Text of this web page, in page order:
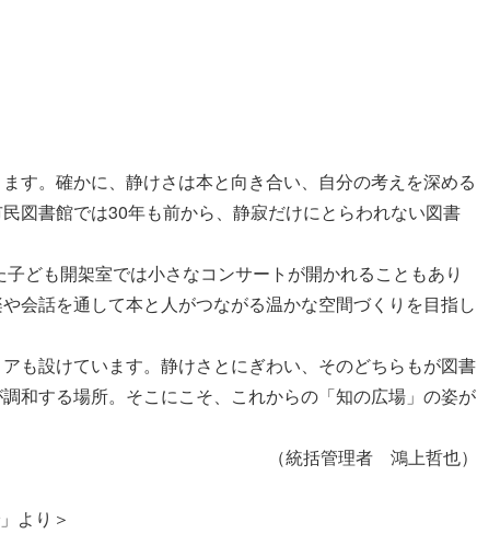
す。確かに、静けさは本と向き合い、自分の考えを深める
図書館では30年も前から、静寂だけにとらわれない図書
ども開架室では小さなコンサートが開かれることもあり
会話を通して本と人がつながる温かな空間づくりを目指し
も設けています。静けさとにぎわい、そのどちらもが図書
和する場所。そこにこそ、これからの「知の広場」の姿が
（統括管理者 鴻上哲也）
より＞